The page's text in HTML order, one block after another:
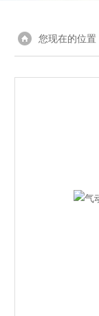
您现在的位置